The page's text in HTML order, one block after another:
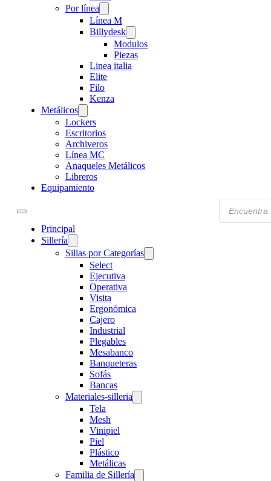
Por línea
Línea M
Billydesk
Modulos
Piezas
Linea italia
Elite
Filo
Kenza
Metálicos
Lockers
Escritorios
Archiveros
Línea MC
Anaqueles Metálicos
Libreros
Equipamiento
Principal
Sillería
Sillas por Categorías
Select
Ejecutiva
Operativa
Visita
Ergonómica
Cajero
Industrial
Plegables
Mesabanco
Banqueteras
Sofás
Bancas
Materiales-silleria
Tela
Mesh
Vinipiel
Piel
Plástico
Metálicas
Familia de Sillería
Products
search